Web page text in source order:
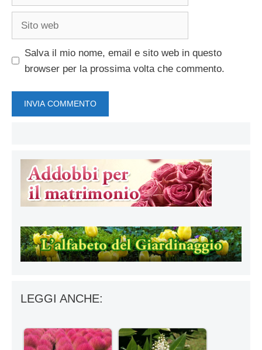
Salva il mio nome, email e sito web in questo
browser per la prossima volta che commento.
LEGGI ANCHE: